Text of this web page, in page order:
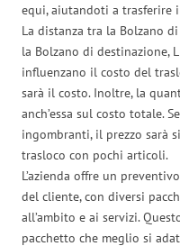
equi, aiutandoti a trasferire
La distanza tra la Bolzano
la Bolzano di destinazione,
influenzano il costo del
sarà il costo. Inoltre, la
anch’essa sul costo totale.
ingombranti, il prezzo sarà
trasloco con pochi articoli.
L’azienda offre un
del cliente, con diversi
all’ambito e ai servizi.
pacchetto che meglio si